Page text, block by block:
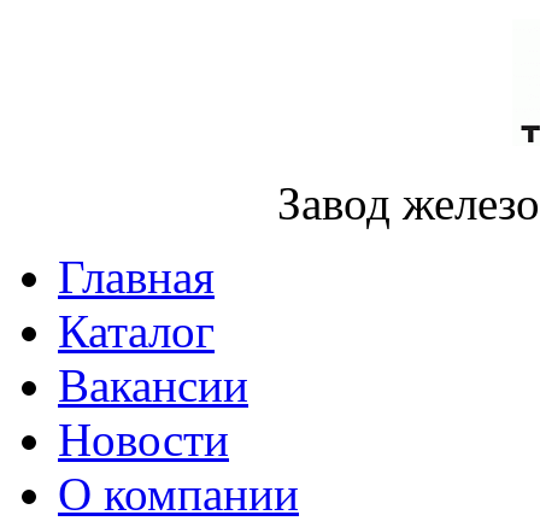
Завод
Главная
Каталог
Вакансии
Новости
О компании